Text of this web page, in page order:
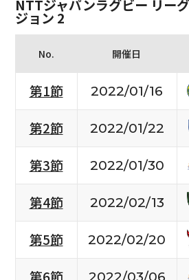
NTTジャパンラグビー リー
ジョン 2
No. 開催日
第1節 2022/01/16
第2節
2022/01/22
第3節
2022/01/30
第4節
2022/02/13
第5節
2022/02/20